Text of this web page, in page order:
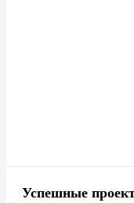
Успешные